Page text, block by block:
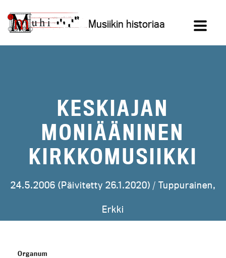
sisältöön
Musiikin historiaa
KESKIAJAN
MONIÄÄNINEN
KIRKKOMUSIIKKI
24.5.2006 (Päivitetty 26.1.2020) / Tuppurainen,
Erkki
Organum